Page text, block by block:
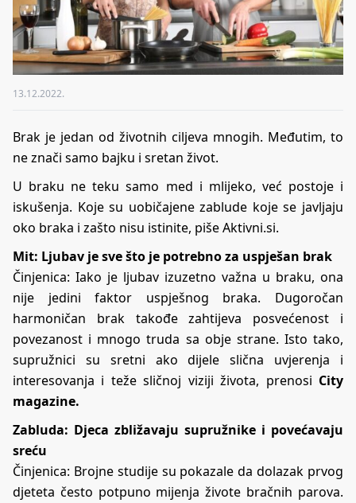
13.12.2022.
Brak je jedan od životnih ciljeva mnogih. Međutim, to
ne znači samo bajku i sretan život.
U braku ne teku samo med i mlijeko, već postoje i
iskušenja. Koje su uobičajene zablude koje se javljaju
oko braka i zašto nisu istinite, piše Aktivni.si.
Mit: Ljubav je sve što je potrebno za uspješan brak
Činjenica: Iako je ljubav izuzetno važna u braku, ona
nije jedini faktor uspješnog braka. Dugoročan
harmoničan brak takođe zahtijeva posvećenost i
povezanost i mnogo truda sa obje strane. Isto tako,
supružnici su sretni ako dijele slična uvjerenja i
interesovanja i teže sličnoj viziji života, prenosi City
magazine.
Zabluda: Djeca zbližavaju supružnike i povećavaju
sreću
Činjenica: Brojne studije su pokazale da dolazak prvog
djeteta često potpuno mijenja živote bračnih parova.